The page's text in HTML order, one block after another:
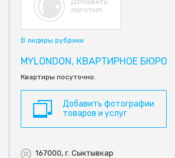
В лидеры рубрики
MYLONDON, КВАРТИРНОЕ БЮРО
Квартиры посуточно.
Добавить фотографии
товаров и услуг
167000, г. Сыктывкар